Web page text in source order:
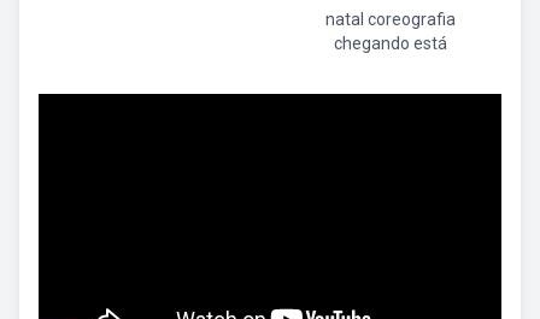
natal coreografia
chegando está